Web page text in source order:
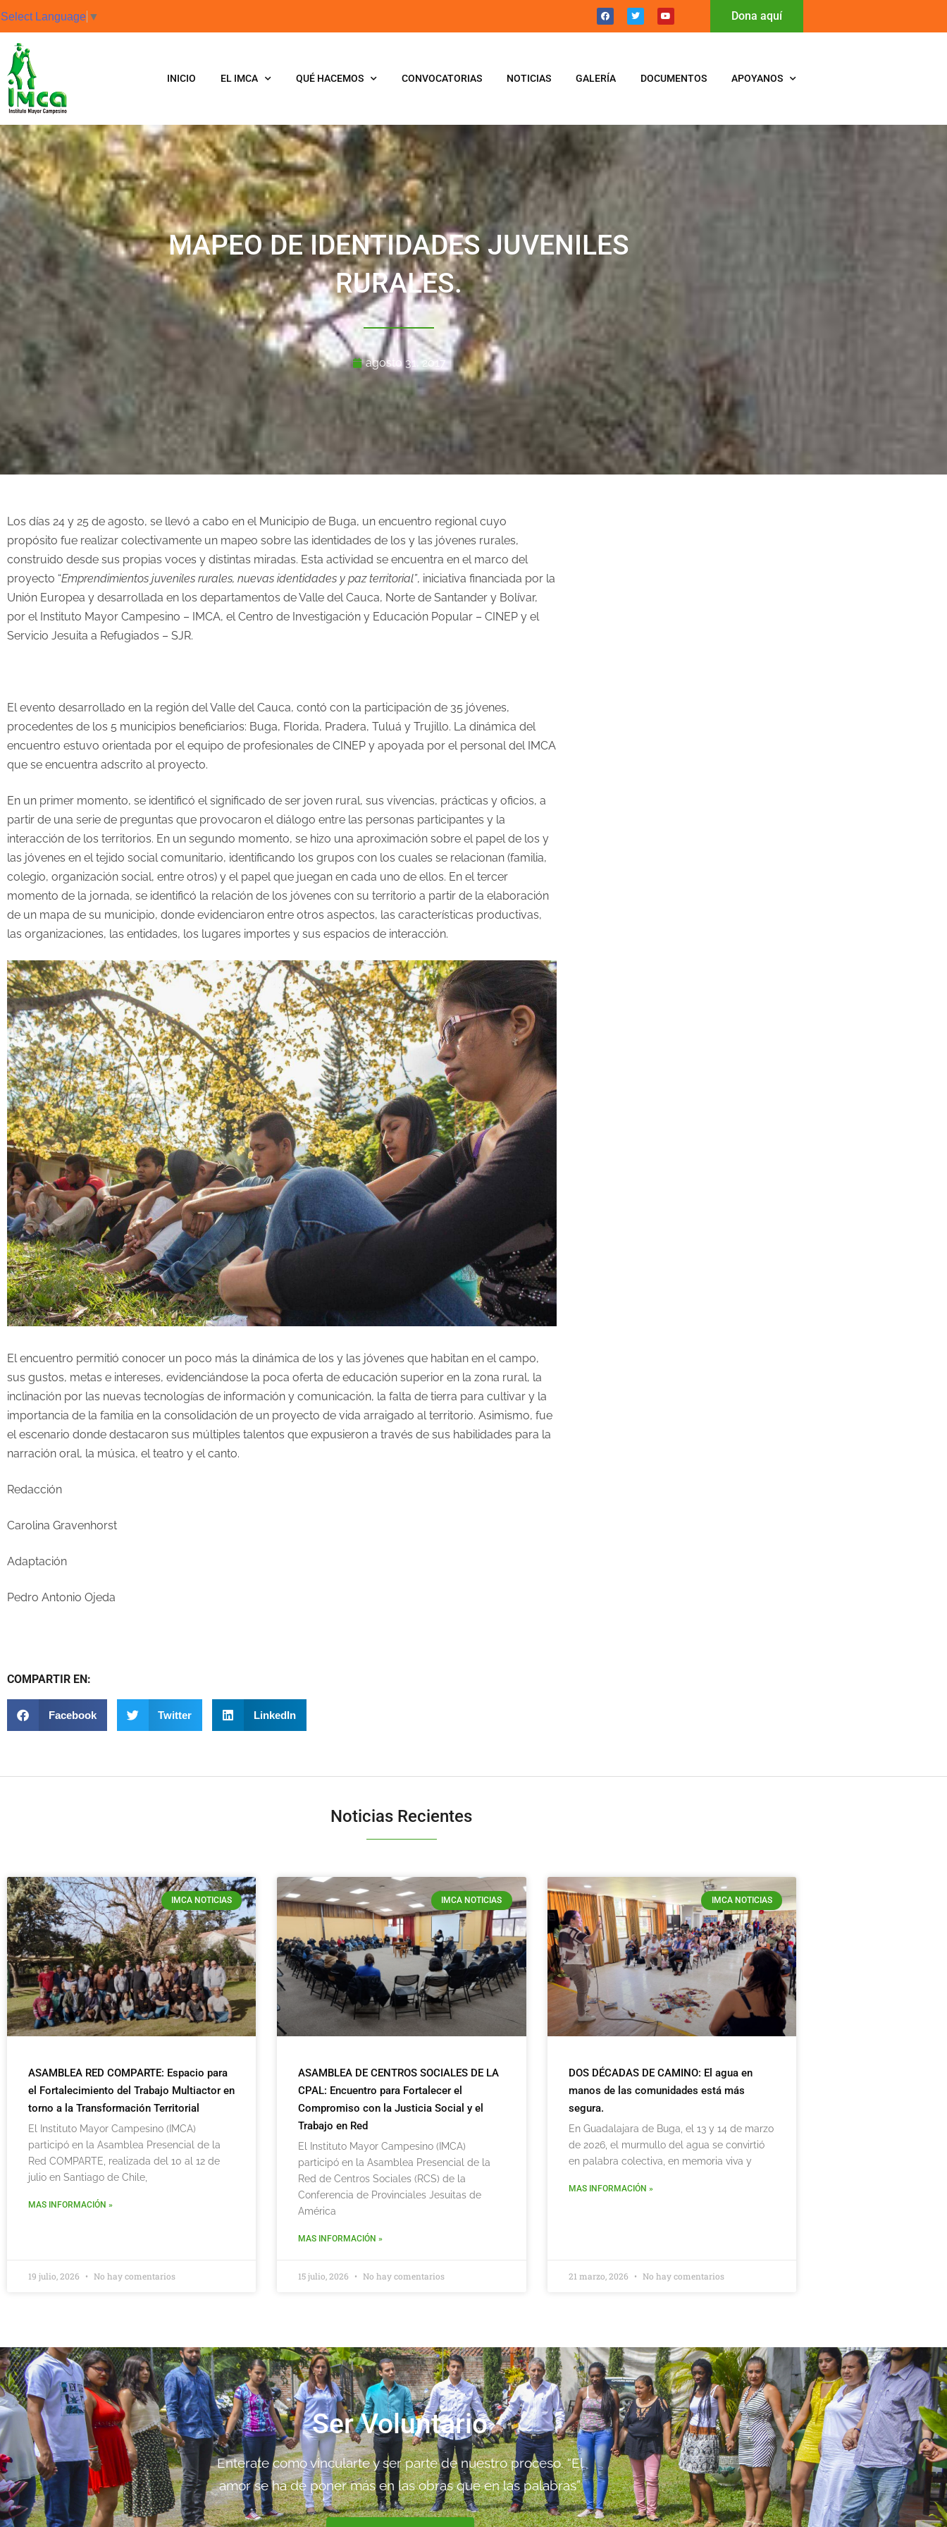
Select Language ▼ Dona aquí
INICIO EL IMCA QUÉ HACEMOS CONVOCATORIAS NOTICIAS GALERÍA DOCUMENTOS APOYANOS
MAPEO DE IDENTIDADES JUVENILES
RURALES.
agosto 31, 2017
Los días 24 y 25 de agosto, se llevó a cabo en el Municipio de Buga, un encuentro regional cuyo
propósito fue realizar colectivamente un mapeo sobre las identidades de los y las jóvenes rurales,
construido desde sus propias voces y distintas miradas. Esta actividad se encuentra en el marco del
proyecto “Emprendimientos juveniles rurales, nuevas identidades y paz territorial”, iniciativa financiada por la
Unión Europea y desarrollada en los departamentos de Valle del Cauca, Norte de Santander y Bolívar,
por el Instituto Mayor Campesino – IMCA, el Centro de Investigación y Educación Popular – CINEP y el
Servicio Jesuita a Refugiados – SJR.
El evento desarrollado en la región del Valle del Cauca, contó con la participación de 35 jóvenes,
procedentes de los 5 municipios beneficiarios: Buga, Florida, Pradera, Tuluá y Trujillo. La dinámica del
encuentro estuvo orientada por el equipo de profesionales de CINEP y apoyada por el personal del IMCA
que se encuentra adscrito al proyecto.
En un primer momento, se identificó el significado de ser joven rural, sus vivencias, prácticas y oficios, a
partir de una serie de preguntas que provocaron el diálogo entre las personas participantes y la
interacción de los territorios. En un segundo momento, se hizo una aproximación sobre el papel de los y
las jóvenes en el tejido social comunitario, identificando los grupos con los cuales se relacionan (familia,
colegio, organización social, entre otros) y el papel que juegan en cada uno de ellos. En el tercer
momento de la jornada, se identificó la relación de los jóvenes con su territorio a partir de la elaboración
de un mapa de su municipio, donde evidenciaron entre otros aspectos, las características productivas,
las organizaciones, las entidades, los lugares importes y sus espacios de interacción.
El encuentro permitió conocer un poco más la dinámica de los y las jóvenes que habitan en el campo,
sus gustos, metas e intereses, evidenciándose la poca oferta de educación superior en la zona rural, la
inclinación por las nuevas tecnologías de información y comunicación, la falta de tierra para cultivar y la
importancia de la familia en la consolidación de un proyecto de vida arraigado al territorio. Asimismo, fue
el escenario donde destacaron sus múltiples talentos que expusieron a través de sus habilidades para la
narración oral, la música, el teatro y el canto.
Redacción
Carolina Gravenhorst
Adaptación
Pedro Antonio Ojeda
COMPARTIR EN:
Facebook Twitter LinkedIn
Noticias Recientes
IMCA NOTICIAS
ASAMBLEA RED COMPARTE: Espacio para
el Fortalecimiento del Trabajo Multiactor en
torno a la Transformación Territorial
El Instituto Mayor Campesino (IMCA)
participó en la Asamblea Presencial de la
Red COMPARTE, realizada del 10 al 12 de
julio en Santiago de Chile,
MAS INFORMACIÓN »
19 julio, 2026 No hay comentarios
IMCA NOTICIAS
ASAMBLEA DE CENTROS SOCIALES DE LA
CPAL: Encuentro para Fortalecer el
Compromiso con la Justicia Social y el
Trabajo en Red
El Instituto Mayor Campesino (IMCA)
participó en la Asamblea Presencial de la
Red de Centros Sociales (RCS) de la
Conferencia de Provinciales Jesuitas de
América
MAS INFORMACIÓN »
15 julio, 2026 No hay comentarios
IMCA NOTICIAS
DOS DÉCADAS DE CAMINO: El agua en
manos de las comunidades está más
segura.
En Guadalajara de Buga, el 13 y 14 de marzo
de 2026, el murmullo del agua se convirtió
en palabra colectiva, en memoria viva y
MAS INFORMACIÓN »
21 marzo, 2026 No hay comentarios
Ser Voluntario
Enterate como vincularte y ser parte de nuestro proceso. “El
amor se ha de poner más en las obras que en las palabras”